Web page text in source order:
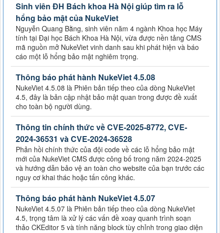
Sinh viên ĐH Bách khoa Hà Nội giúp tìm ra lỗ
hổng bảo mật của NukeViet
Nguyễn Quang Bằng, sinh viên năm 4 ngành Khoa học Máy
tính tại Đại học Bách Khoa Hà Nội, vừa được nền tảng CMS
mã nguồn mở NukeViet vinh danh sau khi phát hiện và báo
cáo một lỗ hổng bảo mật nghiêm trọng.
Thông báo phát hành NukeViet 4.5.08
NukeViet 4.5.08 là Phiên bản tiếp theo của dòng NukeViet
4.5, đây là bản cập nhật bảo mật quan trong được đề xuất
cho toàn bộ người dùng.
Thông tin chính thức về CVE-2025-8772, CVE-
2024-36531 và CVE-2024-36528
Phản hồi chính thức của đội code về các lỗ hổng bảo mật
mới của NukeViet CMS được công bố trong năm 2024-2025
và hướng dẫn bảo vệ an toàn cho website của bạn trước các
nguy cơ khai thác hoặc tấn công khác.
Thông báo phát hành NukeViet 4.5.07
NukeViet 4.5.07 là Phiên bản tiếp theo của dòng NukeViet
4.5, trọng tâm là xử lý các vấn đề xoay quanh trình soạn
thảo CKEditor 5 và tính năng block tùy chỉnh trong giao diện